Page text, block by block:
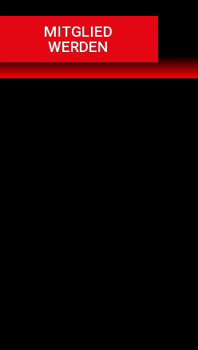
MITGLIED
WERDEN